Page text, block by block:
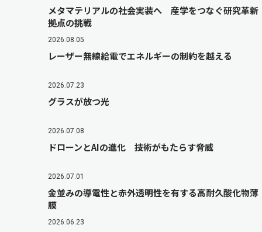
メタマテリアルの社会実装へ 産学をつなぐ研究革新
拠点の挑戦
2026.08.05
レーザー無線給電でエネルギーの制約を越える
2026.07.23
グラスが放つ光
2026.07.08
ドローンとAIの進化 技術がもたらす脅威
2026.07.01
金並みの導電性と赤外透明性を有する高耐久酸化物薄
膜
2026.06.23